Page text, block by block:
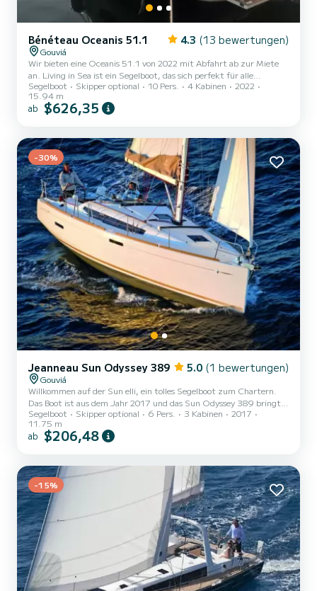
Bénéteau Oceanis 51.1 4.3 (13 bewertungen)
Gouviá
Wir bieten eine Oceanis 51.1 von 2022 mit Abfahrt ab zur Miete
an. Living in Sea ist ein Segelboot, das sich perfekt für alle
Vermietungen eignet. Dieses Segelboot ist sehr angenehm zu
handhaben für eine Kreuzfahrt von einer Woche oder mehr. Das
Segelboot ist 16 Meter lang und hat 110 PS. Die 4 Kabinen bieten
Halblatten-Großsegel und einer Rollgenua ausgesta...
Segelboot Skipper optional 10 Pers. 4 Kabinen
2022
15.94 m
ab $626,35
-30%
Jeanneau Sun Odyssey 389 5.0 (1 bewertungen)
Gouviá
Willkommen auf der Sun elli, ein tolles Segelboot zum Chartern.
Das Boot ist aus dem Jahr 2017 und das Sun Odyssey 389 bringt
Sie zu den schönsten Ankerplätzen um Gouviá. Das Boot verfügt
über 3 komfortable Kabinen für bis zu 6 Personen. Mit seinen 12
Metern Länge und einer Motorleistung von 29 PS bietet sich das
1 Toiletten mit Dusche Dieses Boot ist mit einem...
Segelboot Skipper optional 6 Pers. 3 Kabinen
2017
11.75 m
ab $206,48
-15%